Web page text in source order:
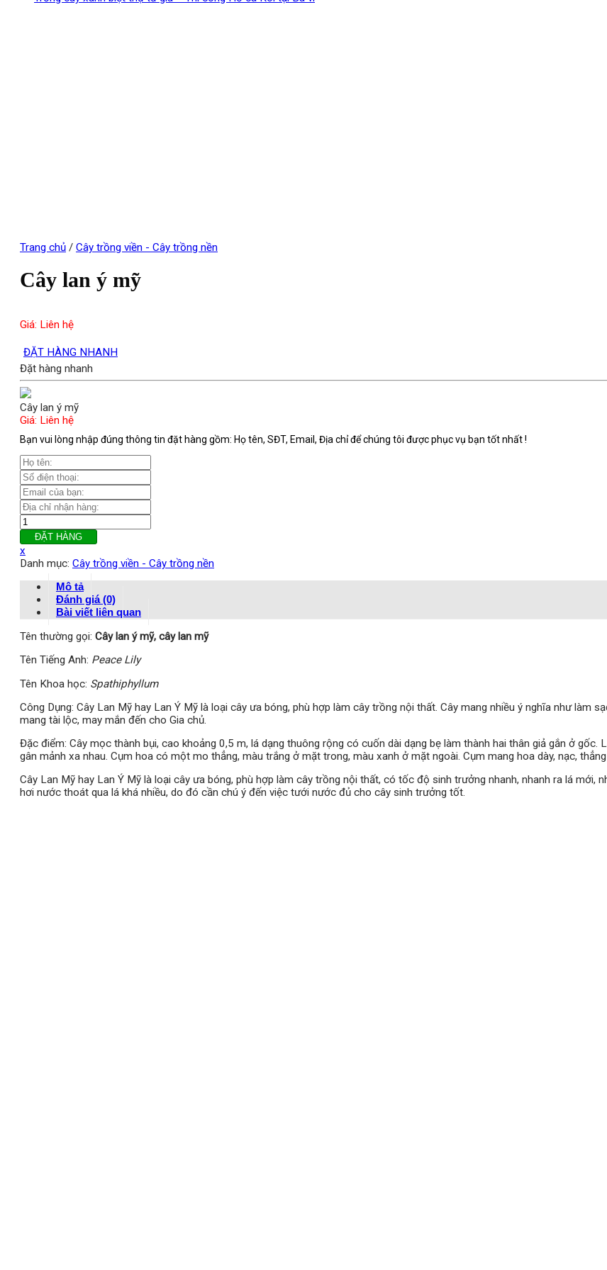
Trang chủ / Cây trồng viền - Cây trồng nền
Cây lan ý mỹ
Giá: Liên hệ
ĐẶT HÀNG NHANH
Đặt hàng nhanh
Cây lan ý mỹ
Giá: Liên hệ
Bạn vui lòng nhập đúng thông tin đặt hàng gồm: Họ tên, SĐT, Email, Địa chỉ để chúng tôi được phục vụ bạn tốt nhất !
ĐẶT HÀNG
x
Danh mục: Cây trồng viền - Cây trồng nền
Mô tả
Đánh giá (0)
Bài viết liên quan
Tên thường gọi: Cây lan ý mỹ, cây lan mỹ
Tên Tiếng Anh: Peace Lily
Tên Khoa học: Spathiphyllum
Công Dụng: Cây Lan Mỹ hay Lan Ý Mỹ là loại cây ưa bóng, phù hợp làm cây trồng nội thất. Cây mang nhiều ý nghĩa như làm
mang tài lộc, may mắn đến cho Gia chủ.
Đặc điểm: Cây mọc thành bụi, cao khoảng 0,5 m, lá dạng thuông rộng có cuốn dài dạng bẹ làm thành hai thân giả gắn ở
gân mảnh xa nhau. Cụm hoa có một mo thẳng, màu trắng ở mặt trong, màu xanh ở mặt ngoài. Cụm mang hoa dày, nạc,
Cây Lan Mỹ hay Lan Ý Mỹ là loại cây ưa bóng, phù hợp làm cây trồng nội thất, có tốc độ sinh trưởng nhanh, nhanh ra lá mới,
hơi nước thoát qua lá khá nhiều, do đó cần chú ý đến việc tưới nước đủ cho cây sinh trưởng tốt.